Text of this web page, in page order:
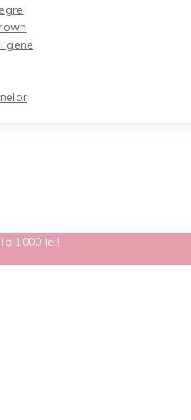
gene
1000 lei!